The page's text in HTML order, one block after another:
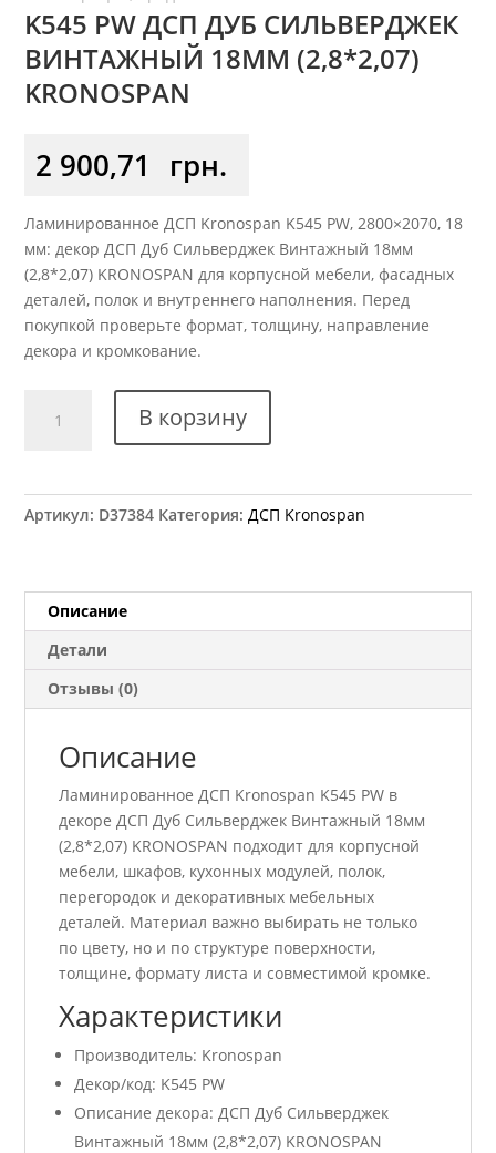
K545 PW ДСП ДУБ СИЛЬВЕРДЖЕК
ВИНТАЖНЫЙ 18ММ (2,8*2,07)
KRONOSPAN
2 900,71 грн.
Ламинированное ДСП Kronospan K545 PW, 2800×2070, 18
мм: декор ДСП Дуб Сильверджек Винтажный 18мм
(2,8*2,07) KRONOSPAN для корпусной мебели, фасадных
деталей, полок и внутреннего наполнения. Перед
покупкой проверьте формат, толщину, направление
декора и кромкование.
товара
Дуб
18мм
(2,8*2,07)
KRONOSPAN
В корзину
Артикул: D37384 Категория: ДСП Kronospan
Описание
Детали
Отзывы (0)
Описание
Ламинированное ДСП Kronospan K545 PW в
декоре ДСП Дуб Сильверджек Винтажный 18мм
(2,8*2,07) KRONOSPAN подходит для корпусной
мебели, шкафов, кухонных модулей, полок,
перегородок и декоративных мебельных
деталей. Материал важно выбирать не только
по цвету, но и по структуре поверхности,
толщине, формату листа и совместимой кромке.
Характеристики
Производитель: Kronospan
Декор/код: K545 PW
Описание декора: ДСП Дуб Сильверджек
Винтажный 18мм (2,8*2,07) KRONOSPAN